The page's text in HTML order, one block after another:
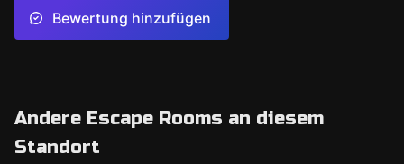
Bewertung hinzufügen
Andere Escape Rooms an diesem
Standort